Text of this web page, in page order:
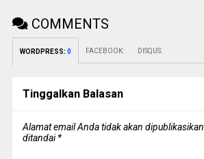
COMMENTS
WORDPRESS: 0 FACEBOOK: DISQUS:
Tinggalkan Balasan
Alamat email Anda tidak akan dipublikasikan.
ditandai*